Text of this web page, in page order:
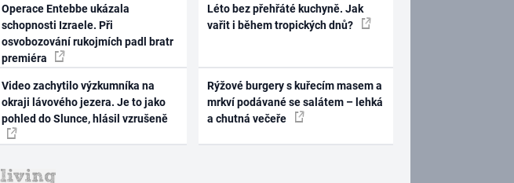
Operace Entebbe ukázala
schopnosti Izraele. Při
osvobozování rukojmích padl bratr
premiéra
Video zachytilo výzkumníka na
okraji lávového jezera. Je to jako
pohled do Slunce, hlásil vzrušeně
Léto bez přehřáté kuchyně. Jak
vařit i během tropických dnů?
Rýžové burgery s kuřecím masem a
mrkví podávané se salátem – lehká
a chutná večeře